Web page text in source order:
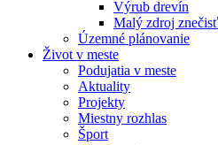
Výrub drevín
Malý zdroj
Územné plánovanie
Život v meste
Podujatia v meste
Aktuality
Projekty
Miestny rozhlas
Šport